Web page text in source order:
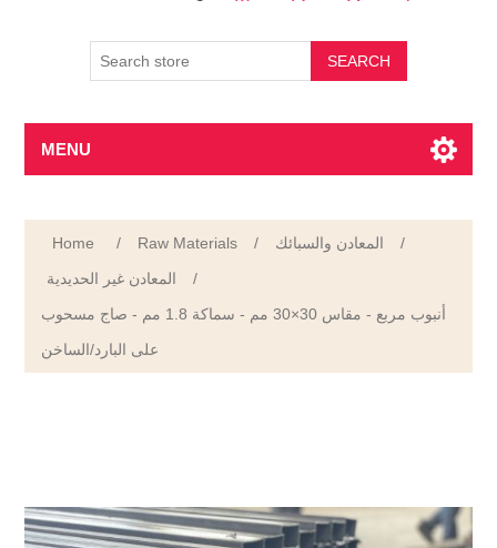
SEARCH
MENU
Home / Raw Materials / المعادن والسبائك
/
المعادن غير الحديدية
/
أنبوب مربع - مقاس 30×30 مم - سماكة 1.8 مم - صاج مسحوب
على البارد/الساخن